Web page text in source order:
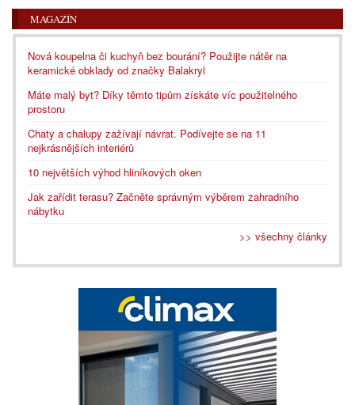
MAGAZÍN
Nová koupelna či kuchyň bez bourání? Použijte nátěr na
keramické obklady od značky Balakryl
Máte malý byt? Díky těmto tipům získáte víc použitelného
prostoru
Chaty a chalupy zažívají návrat. Podívejte se na 11
nejkrásnějších interiérů
10 největších výhod hliníkových oken
Jak zařídit terasu? Začněte správným výběrem zahradního
nábytku
>> všechny články